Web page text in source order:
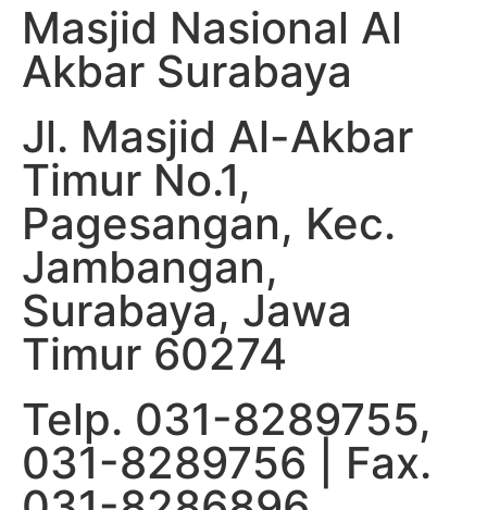
Masjid Nasional Al
Akbar Surabaya
Jl. Masjid Al-Akbar
Timur No.1,
Pagesangan, Kec.
Jambangan,
Surabaya, Jawa
Timur 60274
Telp. 031-8289755,
031-8289756 | Fax.